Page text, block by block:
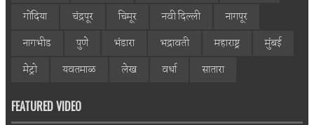
गोंदिया
चंद्रपूर चिमूर नवी दिल्ली
नागपूर
नागभीड
पुणे भंडारा भद्रावती महाराष्ट्र
मुंबई
मेट्रो
यवतमाळ लेख वर्धा सातारा
FEATURED VIDEO